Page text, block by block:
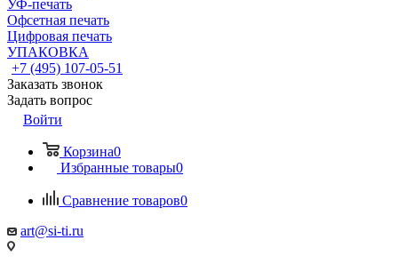
УФ-печать
Офсетная печать
Цифровая печать
УПАКОВКА
+7 (495) 107-05-51
Заказать звонок
Задать вопрос
Войти
Корзина0
Избранные товары0
Сравнение товаров0
art@si-ti.ru